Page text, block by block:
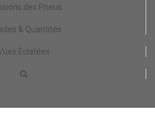
des Pneus
& Quantités
Éclatées